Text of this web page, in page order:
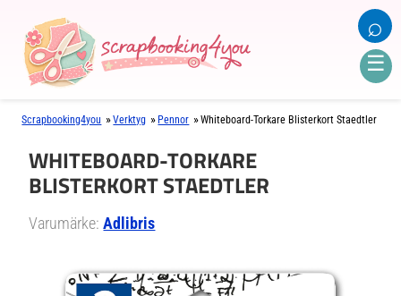
☰
⌕
Scrapbooking4you »Verktyg » Pennor »Whiteboard-Torkare Blisterkort Staedtler
WHITEBOARD-TORKARE
BLISTERKORT STAEDTLER
Varumärke:Adlibris